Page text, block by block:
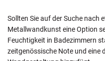
Sollten Sie auf der Suche nach
Metallwandkunst eine Option
Feuchtigkeit in Badezimmern
zeitgenössische Note und eine